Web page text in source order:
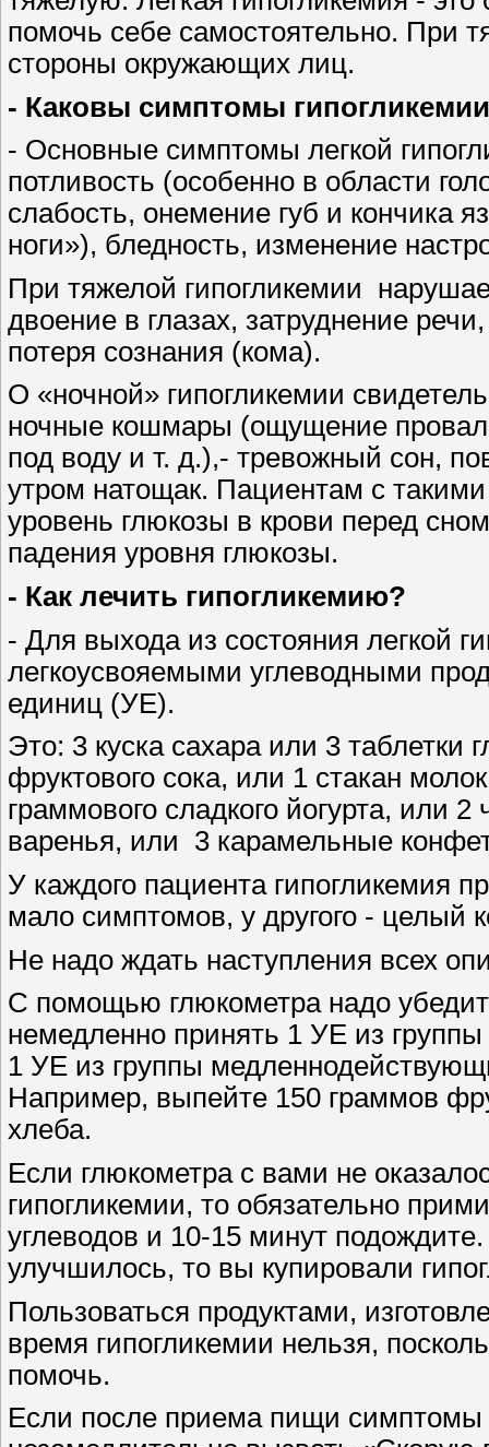
помочь себе самостоятельно. При
стороны окружающих лиц.
- Каковы симптомы
- Основные симптомы легкой
потливость (особенно в области
слабость, онемение губ и кончика
ноги»), бледность, изменение
При тяжелой гипогликемии
двоение в глазах, затруднение
потеря сознания (кома).
О «ночной» гипогликемии
ночные кошмары (ощущение
под воду и т. д.),- тревожный сон,
утром натощак. Пациентам с
уровень глюкозы в крови перед
падения уровня глюкозы.
- Как лечить гипогликемию?
- Для выхода из состояния легкой
легкоусвояемыми углеводными
единиц (УЕ).
Это: 3 куска сахара или 3
фруктового сока, или 1 стакан
граммового сладкого йогурта, или
варенья, или
3 карамельные
У каждого пациента гипогликемия
мало симптомов, у другого - целый
Не надо ждать наступления всех
С помощью глюкометра надо
немедленно принять 1 УЕ из
1 УЕ из группы
Например, выпейте 150 граммов
хлеба.
Если глюкометра с вами не
гипогликемии, то обязательно
углеводов и 10-15 минут
улучшилось, то вы купировали
Пользоваться продуктами,
время гипогликемии нельзя,
помочь.
Если после приема пищи симптомы